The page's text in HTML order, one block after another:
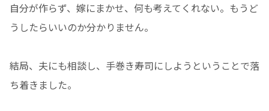
自分が作らず、嫁にまかせ、何も考えてくれない。もうど
うしたらいいのか分かりません。
結局、夫にも相談し、手巻き寿司にしようということで落
ち着きました。